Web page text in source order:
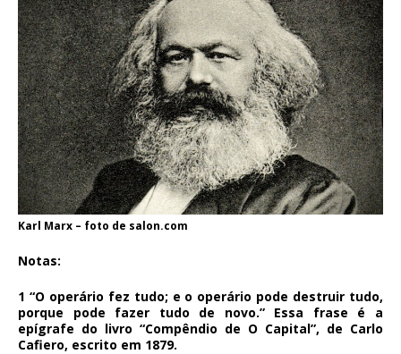
Karl Marx – foto de salon.com
Notas:
1 “O operário fez tudo; e o operário pode destruir tudo,
porque pode fazer tudo de novo.” Essa frase é a
epígrafe do livro “Compêndio de O Capital”, de Carlo
Cafiero, escrito em 1879.